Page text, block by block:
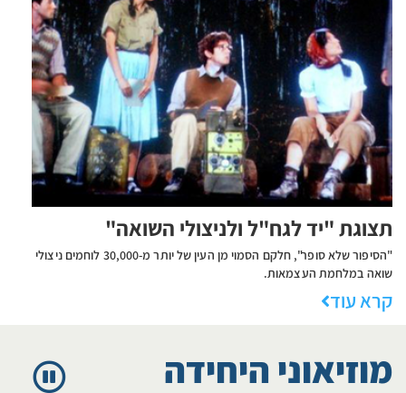
תצוגת "יד לגח"ל ולניצולי השואה"
​​​​​​​​​​"הסיפור שלא סופר", חלקם הסמוי מן העין של יותר מ-30,000 לוחמים ניצולי
שואה במלחמת העצמאות.
קרא עוד
מוזיאוני היחידה